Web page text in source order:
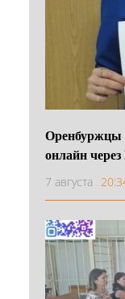
Оренбуржцы
онлайн через
7 августа